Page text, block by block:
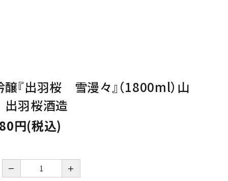
醸『出羽桜 雪漫々』（1800ml）山
羽桜酒造
円(税込)
－ ＋